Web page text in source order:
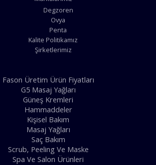
Degzoren
Ovya
Penta
Kalite Politikamız
Şirketlerimiz
Fason Üretim Ürün Fiyatları
G5 Masaj Yağları
Güneş Kremleri
Hammaddeler
Kişisel Bakım
Masaj Yağları
Saç Bakım
Scrub, Peeling Ve Maske
Spa Ve Salon Ürünleri